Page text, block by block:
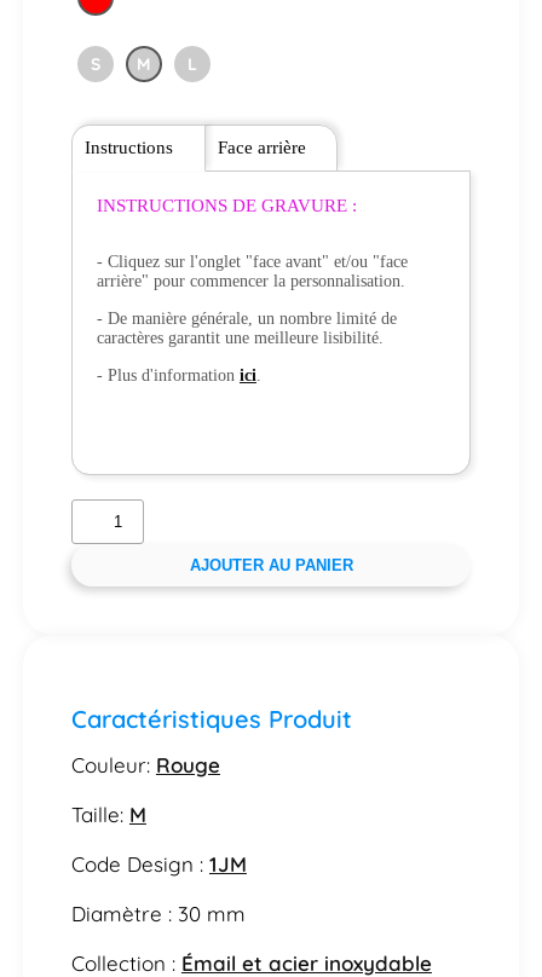
S M L
Instructions
INSTRUCTIONS DE GRAVURE :
- Cliquez sur l'onglet "face avant" et/ou "face
arrière" pour commencer la personnalisation.
- De manière générale, un nombre limité de
caractères garantit une meilleure lisibilité.
- Plus d'information ici.
Face arrière
AJOUTER AU PANIER
Caractéristiques Produit
Couleur: Rouge
Taille: M
Code Design : 1JM
Diamètre : 30 mm
Collection : Émail et acier inoxydable